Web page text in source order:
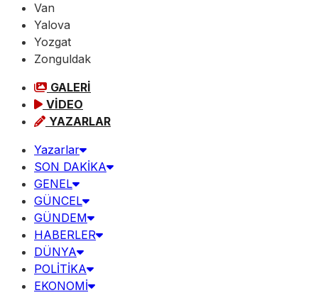
Van
Yalova
Yozgat
Zonguldak
GALERİ
VİDEO
YAZARLAR
Yazarlar
SON DAKİKA
GENEL
GÜNCEL
GÜNDEM
HABERLER
DÜNYA
POLİTİKA
EKONOMİ